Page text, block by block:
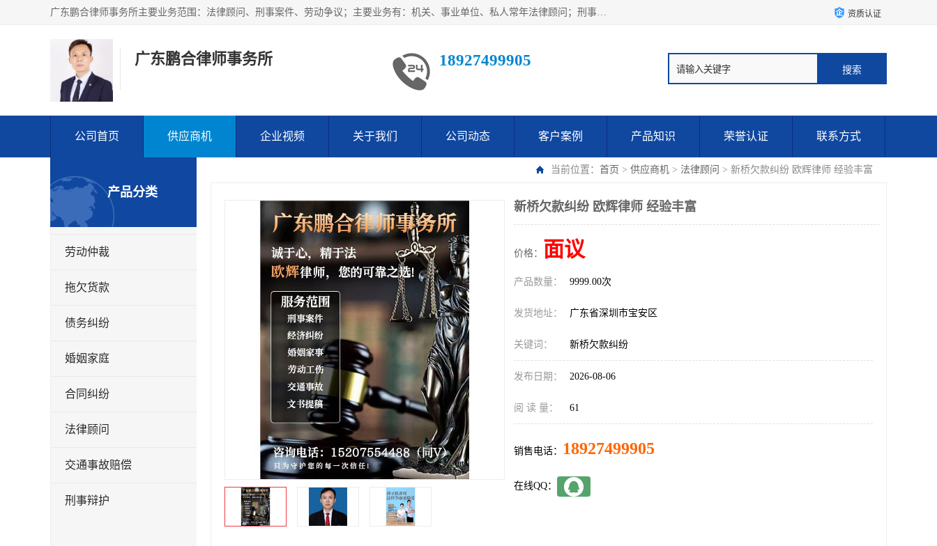
广东鹏合律师事务所主要业务范围：法律顾问、刑事案件、劳动争议；主要业务有：机关、事业单位、私人常年法律顾问；刑事案件辩护、案件代理、犯罪辩护、取保候审等法律事务；以及劳动合同、工伤、工资、辞退、开除等劳动法律事务；多年来，欧辉律师团队一直秉承“以信为本，以法为业”的执业理念，用自己的专业所长为当事人提供优质法律服务，深得当事人的一致好评及信赖。 资质认证
广东鹏合律师事务所 18927499905
公司首页 供应商机 企业视频 关于我们 公司动态 客户案例 产品知识 荣誉认证 联系方式
当前位置： 首页 > 供应商机 > 法律顾问 > 新桥欠款纠纷 欧辉律师 经验丰富
产品分类
劳动仲裁
拖欠货款
债务纠纷
婚姻家庭
合同纠纷
法律顾问
交通事故赔偿
刑事辩护
新桥欠款纠纷 欧辉律师 经验丰富
价格： 面议
产品数量： 9999.00次
发货地址： 广东省深圳市宝安区
关键词： 新桥欠款纠纷
发布日期： 2026-08-06
阅 读 量： 61
销售电话： 18927499905
在线QQ：